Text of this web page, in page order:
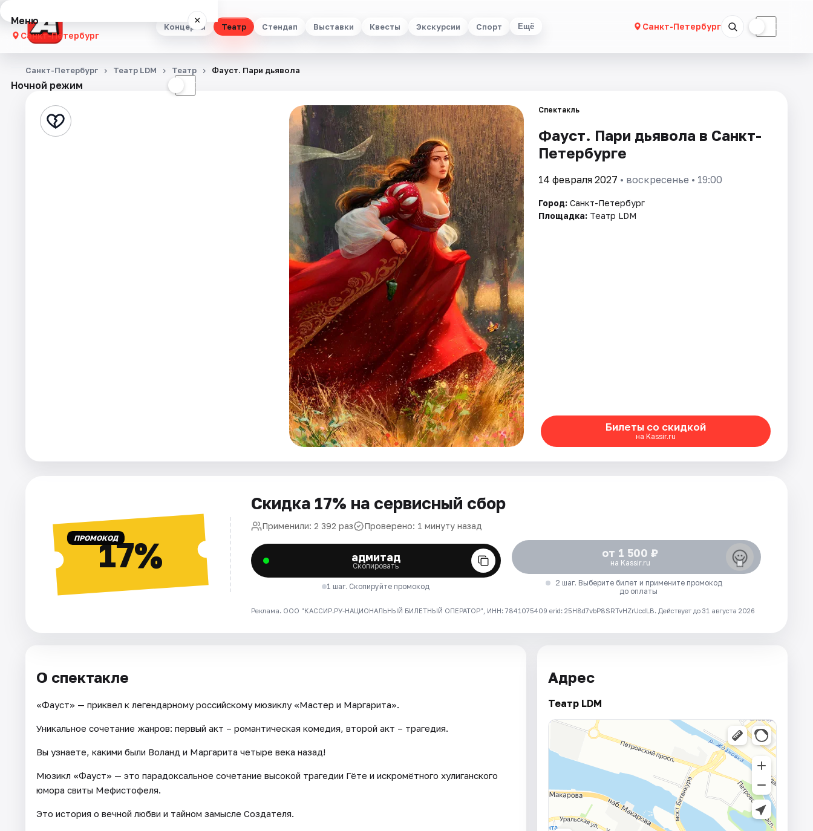
Концерты Театр Стендап Выставки Квесты Экскурсии Спорт Ещё Санкт-Петербург ☾
Меню ×
Санкт-Петербург
Концерты
Стендап
Ночной режим ☾
Санкт-Петербург Театр LDM Театр Фауст. Пари дьявола
Спектакль
Фауст. Пари дьявола в Санкт-
Петербурге
14 февраля 2027 • воскресенье • 19:00
Город: Санкт-Петербург
Площадка: Театр LDM
Билеты со скидкой
на Kassir.ru
ПРОМОКОД17%
Скидка 17% на сервисный сбор
Применили: 2 392 раз Проверено: 1 минуту назад
адмитад
Скопировать
1 шаг. Скопируйте промокод
от 1 500 ₽
на Kassir.ru
2 шаг. Выберите билет и примените промокод
до оплаты
Реклама. ООО "КАССИР.РУ-НАЦИОНАЛЬНЫЙ БИЛЕТНЫЙ ОПЕРАТОР", ИНН: 7841075409 erid: 25H8d7vbP8SRTvHZrUcdLB. Действует до 31 августа 2026
О спектакле
«Фауст» — приквел к легендарному российскому мюзиклу «Мастер и Маргарита».
Уникальное сочетание жанров: первый акт – романтическая комедия, второй акт – трагедия.
Вы узнаете, какими были Воланд и Маргарита четыре века назад!
Мюзикл «Фауст» — это парадоксальное сочетание высокой трагедии Гёте и искромётного хулиганского
юмора свиты Мефистофеля.
Это история о вечной любви и тайном замысле Создателя.
Адрес
Театр LDM